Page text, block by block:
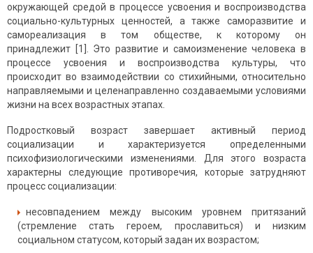
окружающей средой в процессе усвоения и воспроизводства
социально-культурных ценностей, а также саморазвитие и
самореализация в том обществе, к которому он
принадлежит [1]. Это развитие и самоизменение человека в
процессе усвоения и воспроизводства культуры, что
происходит во взаимодействии со стихийными, относительно
направляемыми и целенаправленно создаваемыми условиями
жизни на всех возрастных этапах.
Подростковый возраст завершает активный период
социализации и характеризуется определенными
психофизиологическими изменениями. Для этого возраста
характерны следующие противоречия, которые затрудняют
процесс социализации:
несовпадением между высоким уровнем притязаний
(стремление стать героем, прославиться) и низким
социальном статусом, который задан их возрастом;